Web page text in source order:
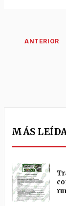
MÁS